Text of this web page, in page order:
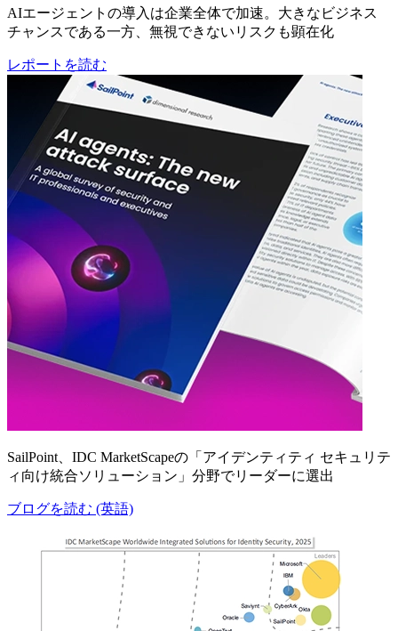
AIエージェントの導入は企業全体で加速。大きなビジネス
チャンスである一方、無視できないリスクも顕在化
レポートを読む
SailPoint、IDC MarketScapeの「アイデンティティ セキュリテ
ィ向け統合ソリューション」分野でリーダーに選出
ブログを読む (英語)